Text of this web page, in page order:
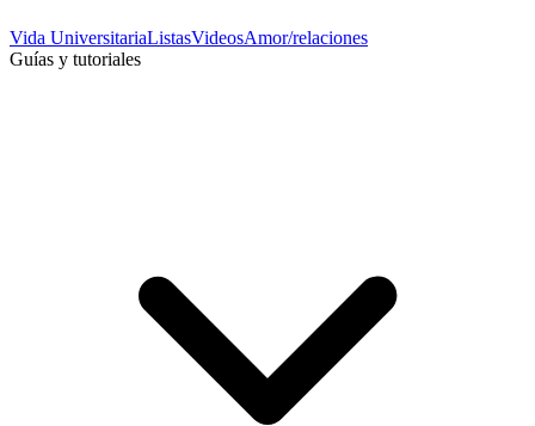
Vida UniversitariaListasVideosAmor/relaciones
Guías y tutoriales